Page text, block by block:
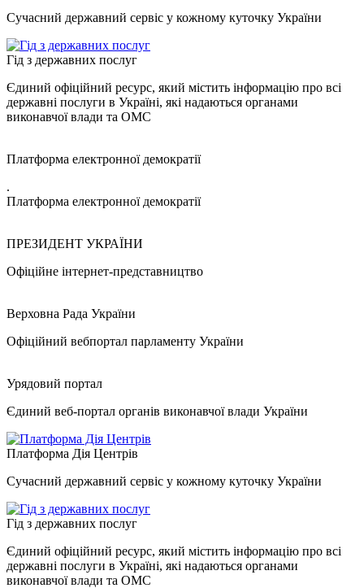
Сучасний державний сервіс у кожному куточку України
Гід з державних послуг
Єдиний офіційний ресурс, який містить інформацію про всі
державні послуги в Україні, які надаються органами
виконавчої влади та ОМС
Платформа електронної демократії
.
Платформа електронної демократії
ПРЕЗИДЕНТ УКРАЇНИ
Офіційне інтернет-представництво
Верховна Рада України
Офіційний вебпортал парламенту України
Урядовий портал
Єдиний веб-портал органів виконавчої влади України
Платформа Дія Центрів
Сучасний державний сервіс у кожному куточку України
Гід з державних послуг
Єдиний офіційний ресурс, який містить інформацію про всі
державні послуги в Україні, які надаються органами
виконавчої влади та ОМС